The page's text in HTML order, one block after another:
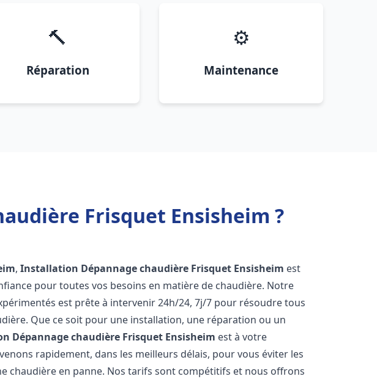
🔨
Réparation
⚙️
Maintenance
Frisquet Ensisheim ?
,Installation Dépannage chaudière Frisquet Ensisheim est
pour toutes vos besoins en matière de chaudière. Notre
est prête à intervenir 24h/24, 7j/7 pour résoudre tous
Que ce soit pour une installation, une réparation ou un
Dépannage chaudière Frisquet Ensisheim est à votre
rapidement, dans les meilleurs délais, pour vous éviter les
chaudière en panne. Nos tarifs sont compétitifs et nous offrons